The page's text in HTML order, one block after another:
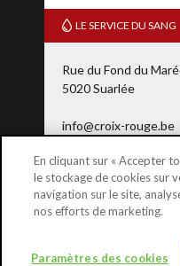
LE SERVICE DU SANG
Rue du Fond du
5020 Suarlée
info@croix-rouge.be
0800 92 245(Gratis
DONEREN
En cliquant sur « Accepter
le stockage de cookies sur
navigation sur le site,
nos efforts de marketing.
Paramètres des cookies